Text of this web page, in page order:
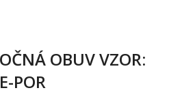
OBUV VZOR:
POR